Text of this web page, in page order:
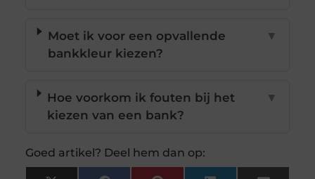
Moet ik voor een opvallende
bankkleur kiezen?
▼
Hoe voorkom ik fouten bij het
kiezen van een bank?
▼
Goed artikel? Deel hem dan op: